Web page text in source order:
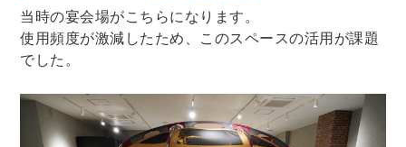
当時の宴会場がこちらになります。
使用頻度が激減したため、このスペースの活用が課題
でした。